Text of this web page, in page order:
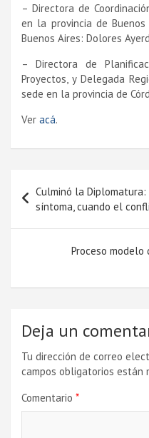
– Directora de
en la provincia de
Buenos Aires: Dolores
– Directora de
Proyectos, y Delegada
sede en la provincia de
Ver acá.
de
entradas
Culminó la
sí­ntoma, cuando el
Proceso
Deja un
Tu dirección de correo
campos obligatorios están
Comentario *